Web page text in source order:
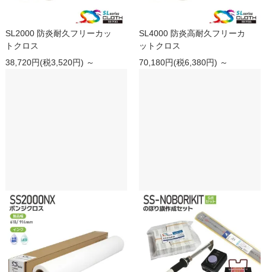
SL2000 防炎耐久フリーカッ
トクロス
38,720円(税3,520円) ～
SL4000 防炎高耐久フリーカ
ットクロス
70,180円(税6,380円) ～